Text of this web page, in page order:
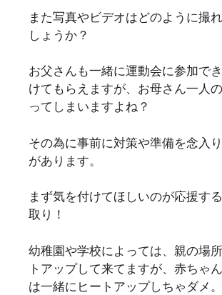
また写真やビデオはどのように撮
しょうか？
お父さんも一緒に運動会に参加で
けてもらえますが、お母さん一人
ってしまいますよね？
その為に事前に対策や準備を念入
があります。
まず気を付けてほしいのが応援す
取り！
幼稚園や学校によっては、親の場
トアップして来てますが、赤ちゃ
は一緒にヒートアップしちゃダメ。